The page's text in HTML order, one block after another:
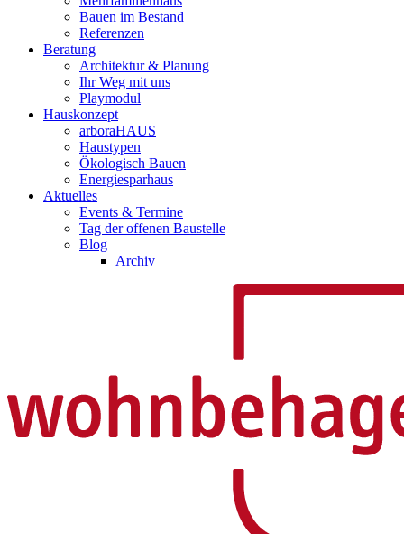
Bauen im Bestand
Referenzen
Beratung
Architektur & Planung
Ihr Weg mit uns
Playmodul
Hauskonzept
arboraHAUS
Haustypen
Ökologisch Bauen
Energiesparhaus
Aktuelles
Events & Termine
Tag der offenen Baustelle
Blog
Archiv